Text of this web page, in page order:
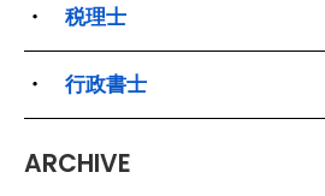
税理士
行政書士
ARCHIVE